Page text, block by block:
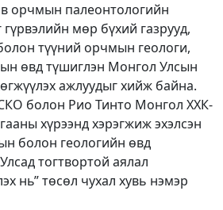
орчмын палеонтологийн
мөр бүхий газрууд,
түүний орчмын геологи,
өвд түшиглэн Монгол Улсын
ажлуудыг хийж байна.
болон Рио Тинто Монгол ХХК-
хүрээнд хэрэгжиж эхэлсэн
болон геологийн өвд
тогтвортой аялал
нь” төсөл чухал хувь нэмэр